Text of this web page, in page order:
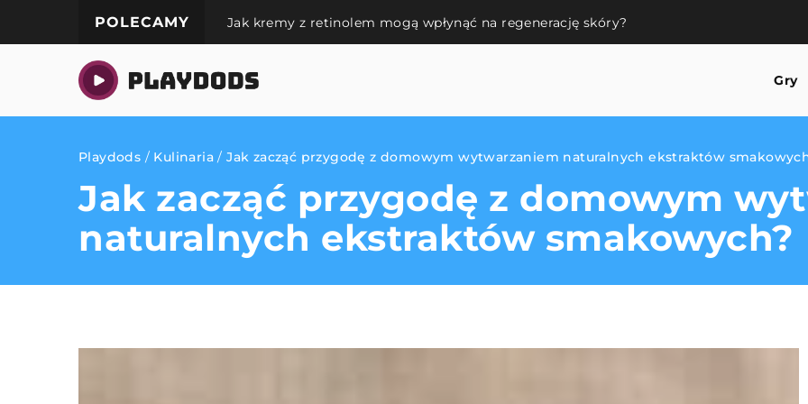
POLECAMY Jak kremy z retinolem mogą wpłynąć na regenerację skóry?
Gry
Playdods / Kulinaria /Jak zacząć przygodę z domowym wytwarzaniem naturalnych ekstraktów
Jak zacząć przygodę z domowym
naturalnych ekstraktów smakowych?